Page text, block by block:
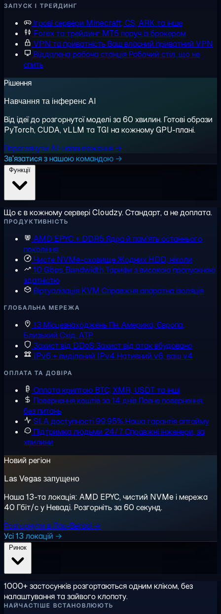
ЗАПУСК І ТРЕЙДИНГ
Ігрові сервери Minecraft, CS, ARK та інше
Forex та трейдинг MT5 поруч із брокером
VPN та приватністьВаш власний приватний VPN
Віддалена робоча станціяРобочий стіл, що не
спить
Рішення
Навчання та інференс AI
Від ідеї до розгорнутої моделі за 60 хвилин. Готові образи
PyTorch, CUDA, vLLM та TGI на кожному GPU-плані.
Переглянути AI-навантаження →
Зв'язатися з нашою командою →
Що є в кожному сервері Cloudzy. Стандарт, а не доплата.
ПРОДУКТИВНІСТЬ
AMD EPYC + DDR5 Ядра й пам'ять останнього
покоління
Чисте NVMe-сховищеЖодних HDD, ніколи
10 Gbps Bandwidth Тарифи з високою пропускною
здатністю
Віртуалізація KVM Справжня апаратна ізоляція
ГЛОБАЛЬНА МЕРЕЖА
13 Місцезнаходжень Пн. Америка, Європа,
Близький Схід, АТР
Захист від DDoS Захист від атак вбудовано
IPv6 + виділений IPv4 Нативний v6, ваш v4
ОПЛАТА ТА ДОВІРА
Оплата криптою BTC, XMR, USDT та інші
Повернення коштів за 14 днів Повне повернення,
без питань
SLA доступності 99,95% Наша гарантія аптайму
Підтримка людьми 24/7Справжні інженери, за
хвилини
Новий регіон
Las Vegas запущено
Наша 13-та локація: AMD EPYC, чистий NVMe і мережа
40 Гбіт/с у Неваді. Розгорніть за 60 секунд.
Розгорнути в Лас-Вегасі →
Усі 13 локацій →
1000+ застосунків розгортаються одним кліком, без
налаштування та зайвого клопоту.
НАЙЧАСТІШЕ ВСТАНОВЛЮЮТЬ